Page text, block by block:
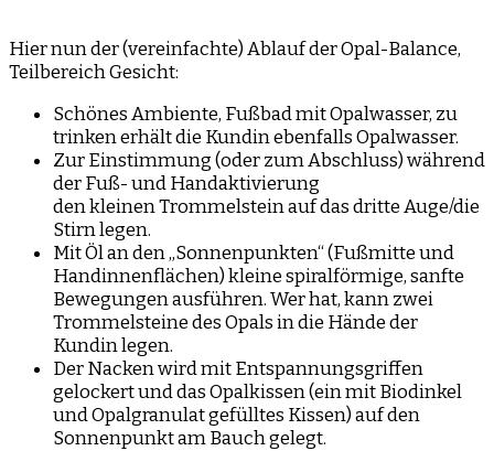
Hier nun der (vereinfachte) Ablauf der Opal-Balance,
Teilbereich Gesicht:
Schönes Ambiente, Fußbad mit Opalwasser, zu
trinken erhält die Kundin ebenfalls Opalwasser.
Zur Einstimmung (oder zum Abschluss) während
der Fuß- und Handaktivierung
den kleinen Trommelstein auf das dritte Auge/die
Stirn legen.
Mit Öl an den „Sonnenpunkten“ (Fußmitte und
Handinnenflächen) kleine spiralförmige, sanfte
Bewegungen ausführen. Wer hat, kann zwei
Trommelsteine des Opals in die Hände der
Kundin legen.
Der Nacken wird mit Entspannungsgriffen
gelockert und das Opalkissen (ein mit Biodinkel
und Opalgranulat gefülltes Kissen) auf den
Sonnenpunkt am Bauch gelegt.